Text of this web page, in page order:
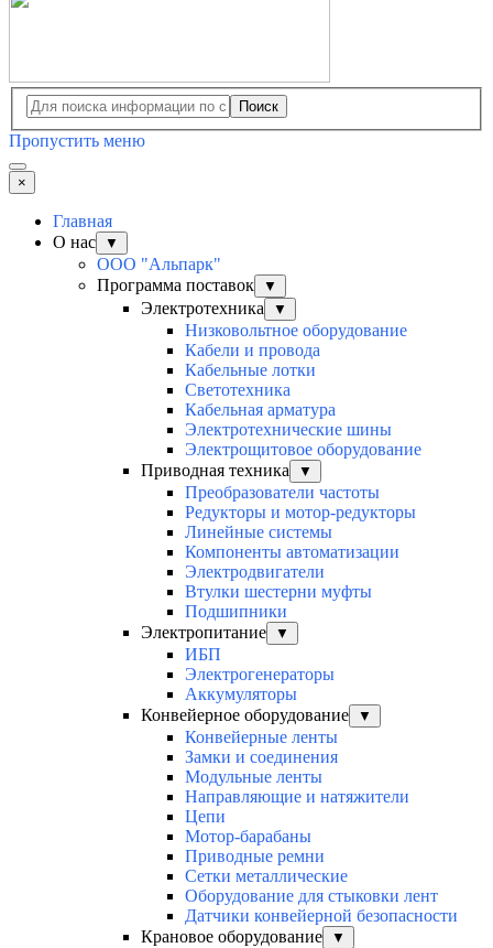
Поиск
Пропустить меню
×
Главная
О нас
▼
ООО "Альпарк"
Программа поставок
▼
Электротехника ▼
Низковольтное оборудование
Кабели и провода
Кабельные лотки
Светотехника
Кабельная арматура
Электротехнические шины
Электрощитовое оборудование
Приводная техника
▼
Преобразователи частоты
Редукторы и мотор-редукторы
Линейные системы
Компоненты автоматизации
Электродвигатели
Втулки шестерни муфты
Подшипники
Электропитание
▼
ИБП
Электрогенераторы
Аккумуляторы
Конвейерное оборудование
▼
Конвейерные ленты
Замки и соединения
Модульные ленты
Направляющие и натяжители
Цепи
Мотор-барабаны
Приводные ремни
Сетки металлические
Оборудование для стыковки лент
Датчики конвейерной безопасности
Крановое оборудование
▼